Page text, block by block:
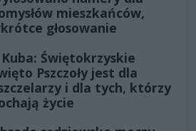
mieszkańców,
głosowanie
Kuba: Świętokrzyskie
Pszczoły jest dla
i dla tych, którzy
życie